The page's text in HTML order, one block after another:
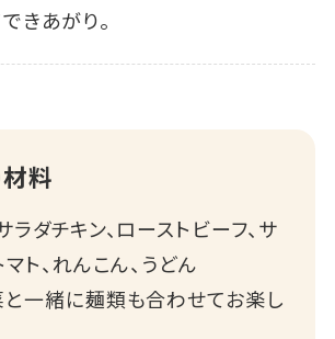
きあがり。
料
ラダチキン、ローストビーフ、サ
ト、れんこん、うどん
一緒に麺類も合わせてお楽し